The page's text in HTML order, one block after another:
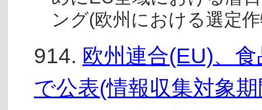
ング(欧州における選定
914. 欧州連合(EU)、
で公表(情報収集対象